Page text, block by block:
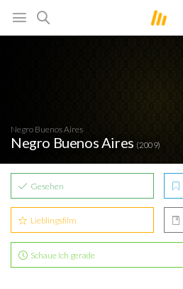
Negro Buenos Aires
Negro Buenos Aires (2009)
Gesehen
Lieblingsfilm
Schaue ich gerade